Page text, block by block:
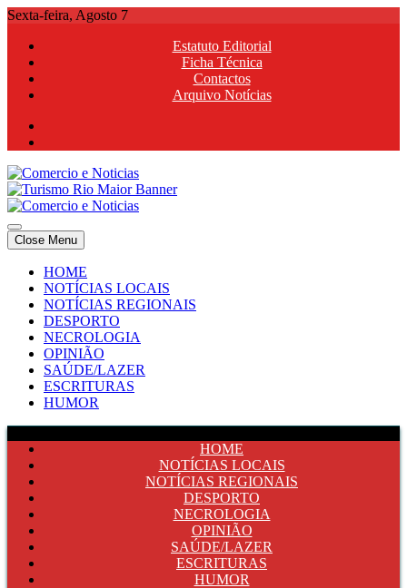
Skip
content
Sexta-feira, Agosto 7
Estatuto Editorial
Ficha Técnica
Contactos
Arquivo Notícias
Comercio e Noticias
Notícias e Publicidade Online
Comercio e Noticias
Notícias e Publicidade Online
Close Menu
HOME
NOTÍCIAS LOCAIS
NOTÍCIAS REGIONAIS
DESPORTO
NECROLOGIA
OPINIÃO
SAÚDE/LAZER
ESCRITURAS
HUMOR
HOME
NOTÍCIAS LOCAIS
NOTÍCIAS REGIONAIS
DESPORTO
NECROLOGIA
OPINIÃO
SAÚDE/LAZER
ESCRITURAS
HUMOR